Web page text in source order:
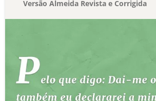
Versão Almeida Revista e Corrigida